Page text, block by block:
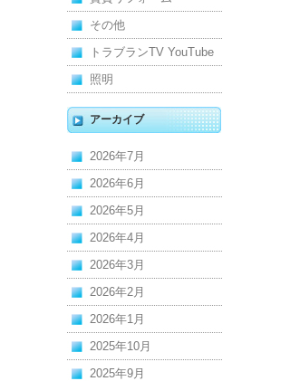
その他
トラブランTV YouTube
照明
アーカイブ
2026年7月
2026年6月
2026年5月
2026年4月
2026年3月
2026年2月
2026年1月
2025年10月
2025年9月